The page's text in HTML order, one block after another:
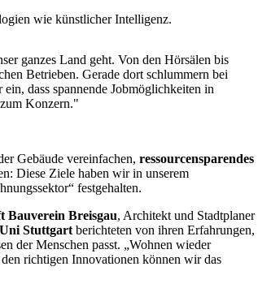
wie künstlicher Intelligenz.
ganzes Land geht. Von den Hörsälen bis
Betrieben. Gerade dort schlummern bei
dass spannende Jobmöglichkeiten in
Konzern."
Gebäude vereinfachen, ressourcensparendes
Diese Ziele haben wir in unserem
festgehalten.
Bauverein Breisgau, Architekt und Stadtplaner
Uni Stuttgart berichteten von ihren Erfahrungen,
der Menschen passt. „Wohnen wieder
richtigen Innovationen können wir das